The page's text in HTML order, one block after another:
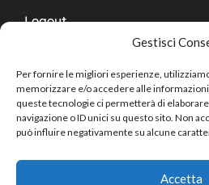
Gestisci
Per fornire le migliori esperienze,
memorizzare e/o accedere alle
queste tecnologie ci permetterà di
navigazione o ID unici su questo sito. Non
può influire negativamente su alcune
Accetta
Logout
Copyright © 2024